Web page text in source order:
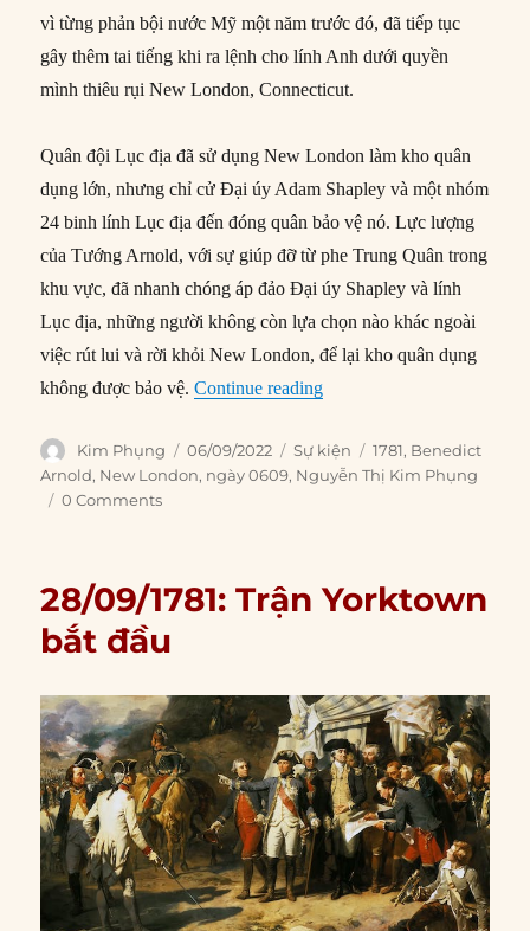
vì từng phản bội nước Mỹ một năm trước đó, đã tiếp tục
gây thêm tai tiếng khi ra lệnh cho lính Anh dưới quyền
mình thiêu rụi New London, Connecticut.
Quân đội Lục địa đã sử dụng New London làm kho quân
dụng lớn, nhưng chỉ cử Đại úy Adam Shapley và một nhóm
24 binh lính Lục địa đến đóng quân bảo vệ nó. Lực lượng
của Tướng Arnold, với sự giúp đỡ từ phe Trung Quân trong
khu vực, đã nhanh chóng áp đảo Đại úy Shapley và lính
Lục địa, những người không còn lựa chọn nào khác ngoài
việc rút lui và rời khỏi New London, để lại kho quân dụng
không được bảo vệ.Continue reading“06/09/1781: Benedict
Author
Kim Phụng
Posted
on
06/09/2022 Categories
Sự kiện Tags
1781, Benedict
Arnold, New London, ngày 0609, Nguyễn Thị Kim Phụng
0 Comments
28/09/1781: Trận Yorktown
bắt đầu